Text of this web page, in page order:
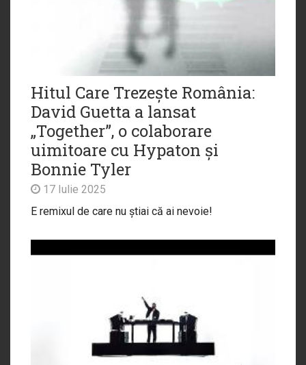
Hitul Care Trezește România:
David Guetta a lansat
„Together”, o colaborare
uimitoare cu Hypaton și
Bonnie Tyler
17 Iulie 2025
E remixul de care nu știai că ai nevoie!